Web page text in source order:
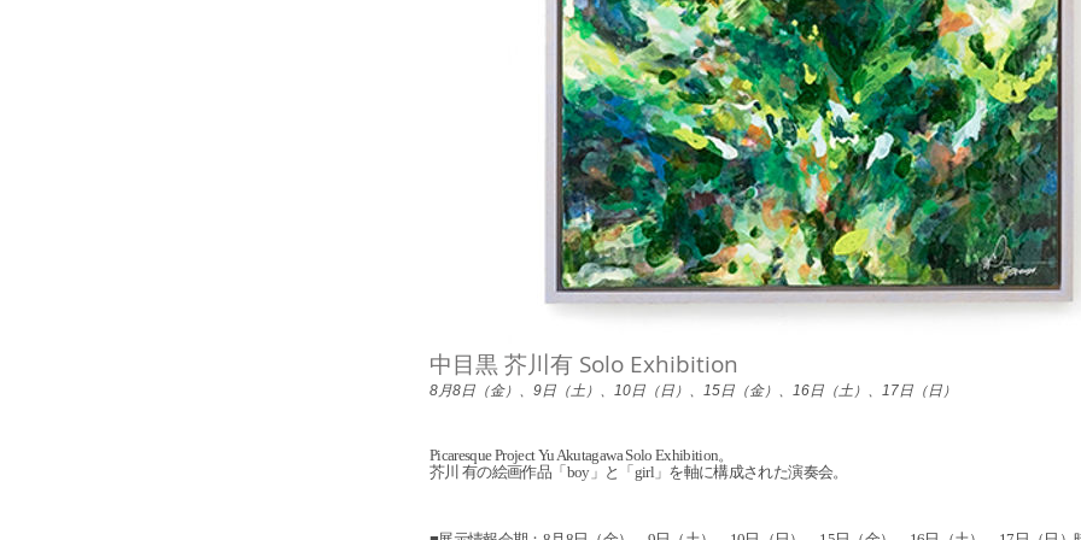
中目黒 芥川有 Solo Exhibition
8月8日（金）、9日（土）、10日（日）、15日（金）、16日（土）、17日（日）
Picaresque Project Yu Akutagawa Solo Exhibition。
芥川 有の絵画作品「boy」と「girl」を軸に構成された演奏会。